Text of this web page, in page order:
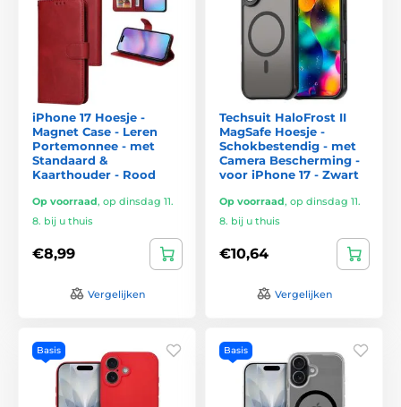
iPhone 17 Hoesje -
Magnet Case - Leren
Portemonnee - met
Standaard &
Kaarthouder - Rood
Op voorraad, op dinsdag 11.
8. bij u thuis
€8,99
Vergelijken
Techsuit HaloFrost II
MagSafe Hoesje -
Schokbestendig - met
Camera Bescherming -
voor iPhone 17 - Zwart
Op voorraad, op dinsdag 11.
8. bij u thuis
€10,64
Vergelijken
Basis Basis